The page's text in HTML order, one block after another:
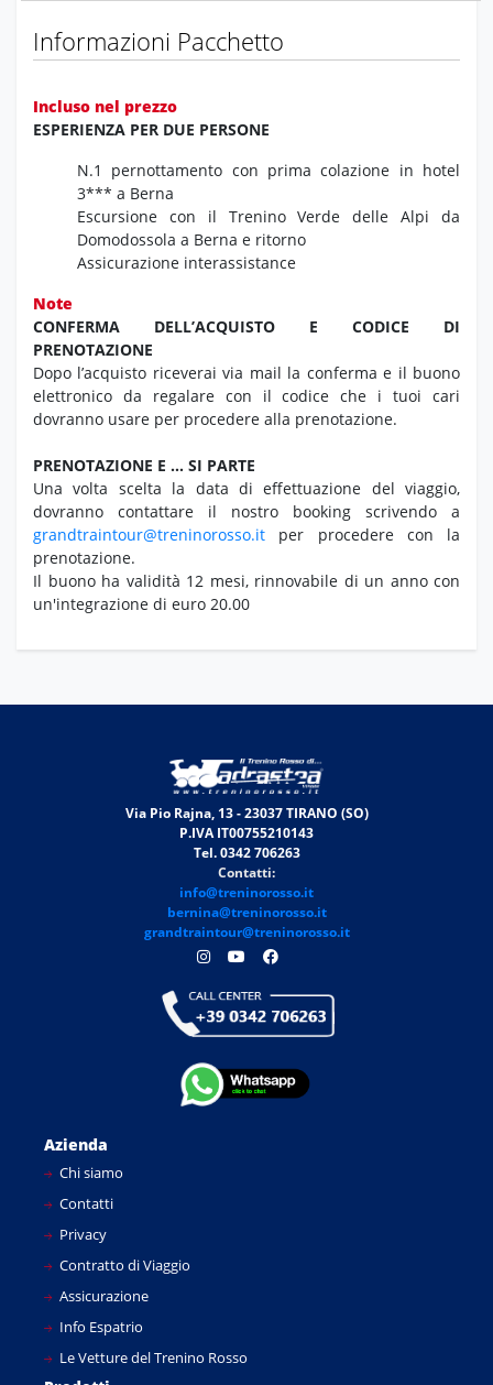
Informazioni Pacchetto
Incluso nel prezzo
ESPERIENZA PER DUE PERSONE
N.1 pernottamento con prima colazione in hotel
3*** a Berna
Escursione con il Trenino Verde delle Alpi da
Domodossola a Berna e ritorno
Assicurazione interassistance
Note
CONFERMA DELL’ACQUISTO E CODICE DI
PRENOTAZIONE
Dopo l’acquisto riceverai via mail la conferma e il buono
elettronico da regalare con il codice che i tuoi cari
dovranno usare per procedere alla prenotazione.
PRENOTAZIONE E … SI PARTE
Una volta scelta la data di effettuazione del viaggio,
dovranno contattare il nostro booking scrivendo a
grandtraintour@treninorosso.it per procedere con la
prenotazione.
Il buono ha validità 12 mesi, rinnovabile di un anno con
un'integrazione di euro 20.00
Via Pio Rajna, 13 - 23037 TIRANO (SO)
P.IVA IT00755210143
Tel. 0342 706263
Contatti:
info@treninorosso.it
bernina@treninorosso.it
grandtraintour@treninorosso.it
Azienda
Chi siamo
Contatti
Privacy
Contratto di Viaggio
Assicurazione
Info Espatrio
Le Vetture del Trenino Rosso